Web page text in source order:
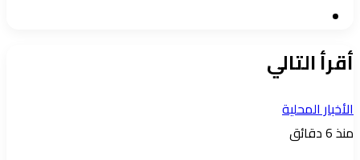
أقرأ التالي
الأخبار المحلية
منذ 6 دقائق